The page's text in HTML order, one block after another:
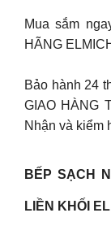
Mua sắm
HÃNG
Bảo hành 24
GIAO HÀNG
Nhận và kiểm
BẾP SẠCH
LIỀN KHỐI